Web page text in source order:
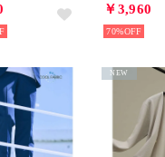
￥3,960
70%
NEW